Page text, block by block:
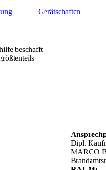
Gerätschaften
beschafft
Dipl.
MARCO